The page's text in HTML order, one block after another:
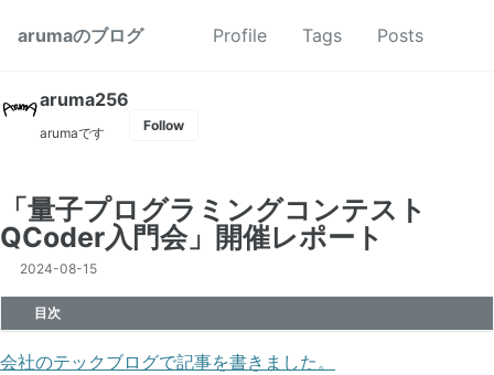
arumaのブログ
Profile Tags Posts
aruma256
arumaです Follow
「量子プログラミングコンテスト
QCoder入門会」開催レポート
2024-08-15
目次
会社のテックブログで記事を書きました。